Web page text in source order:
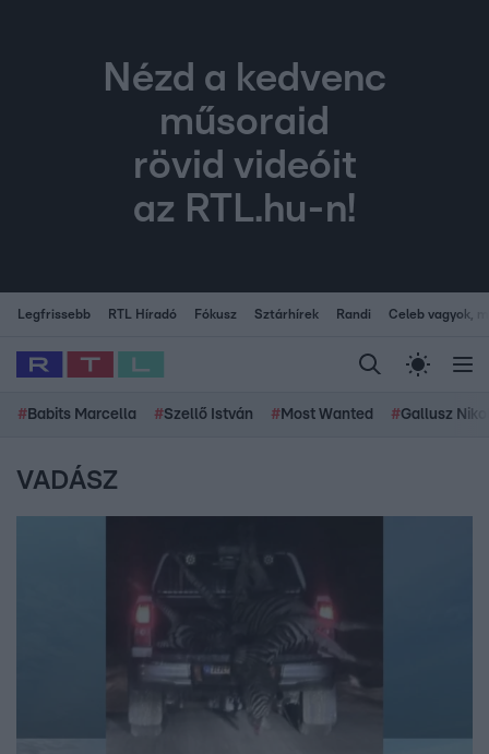
Nézd a kedvenc
műsoraid
rövid videóit
az RTL.hu-n!
Legfrissebb RTL Híradó Fókusz Sztárhírek Randi Celeb vagyok,
# Babits Marcella #Szellő István # Most Wanted #Gallusz
VADÁSZ